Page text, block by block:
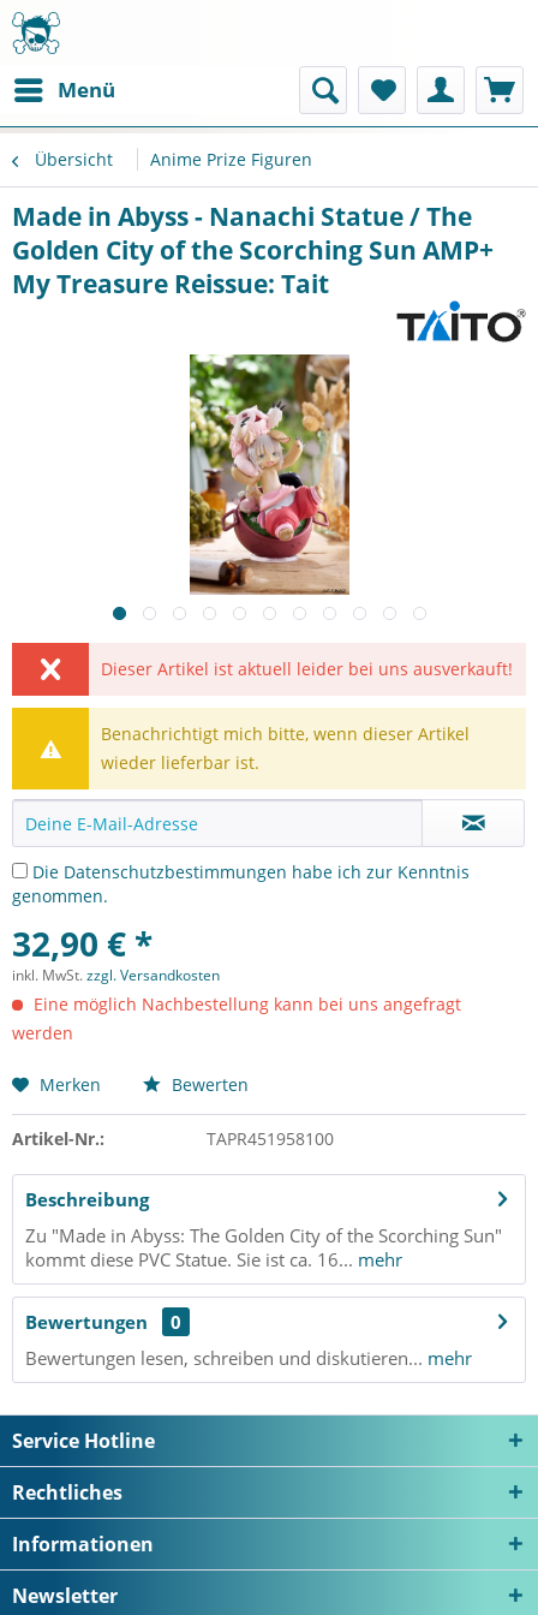
Menü
Übersicht Anime Prize Figuren
Made in Abyss - Nanachi Statue / The
Golden City of the Scorching Sun AMP+
My Treasure Reissue: Tait
Dieser Artikel ist aktuell leider bei uns ausverkauft!
Benachrichtigt mich bitte, wenn dieser Artikel
wieder lieferbar ist.
Die Datenschutzbestimmungen habe ich zur Kenntnis
genommen.
32,90 € *
inkl. MwSt.zzgl. Versandkosten
Eine möglich Nachbestellung kann bei uns angefragt
werden
Merken Bewerten
Artikel-Nr.: TAPR451958100
Beschreibung
Zu "Made in Abyss: The Golden City of the Scorching Sun"
kommt diese PVC Statue. Sie ist ca. 16... mehr
Bewertungen
0
Bewertungen lesen, schreiben und diskutieren... mehr
Service Hotline
Rechtliches
Informationen
Newsletter